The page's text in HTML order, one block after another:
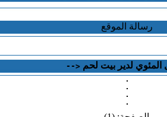
رسالة الموقع
--> المئوي لدير بيت لحم